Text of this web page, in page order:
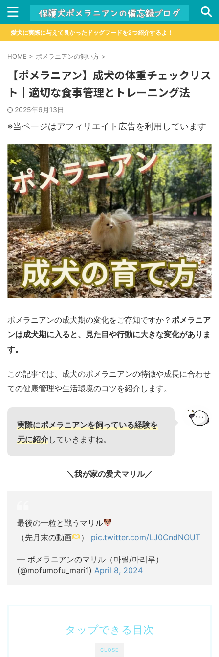
愛犬に実際に与えて良かったドッグフードを2つ紹介するよ！
HOME > ポメラニアンの飼い方 >
【ポメラニアン】成犬の体重チェックリス
ト｜適切な食事管理とトレーニング法
2025年6月13日
※当ページはアフィリエイト広告を利用しています
ポメラニアンの成犬期の変化をご存知ですか？ ポメラニア
ンは成犬期に入ると、見た目や行動に大きな変化がありま
す。
この記事では、成犬のポメラニアンの特徴や成長に合わせ
ての健康管理や生活環境のコツを紹介します。
実際にポメラニアンを飼っている経験を
元に紹介していきますね。
＼我が家の愛犬マリル／
最後の一粒と戦うマリル
（先月末の動画
） pic.twitter.com/LJ0CndNOUT
— ポメラニアンのマリル（마릴/마리루）
(@mofumofu_mari1) April 8, 2024
CLOSE
タップできる目次